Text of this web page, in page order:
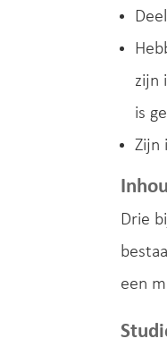
zijn
is
Zijn
Drie
een